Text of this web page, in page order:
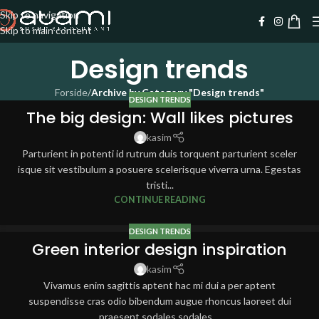
Skip to navigation
Skip to main content
Design trends
Forside/Archive by Category "Design trends"
DESIGN TRENDS
The big design: Wall likes pictures
kasim
Parturient in potenti id rutrum duis torquent parturient sceler
isque sit vestibulum a posuere scelerisque viverra urna. Egestas
tristi...
CONTINUE READING
DESIGN TRENDS
Green interior design inspiration
kasim
Vivamus enim sagittis aptent hac mi dui a per aptent
suspendisse cras odio bibendum augue rhoncus laoreet dui